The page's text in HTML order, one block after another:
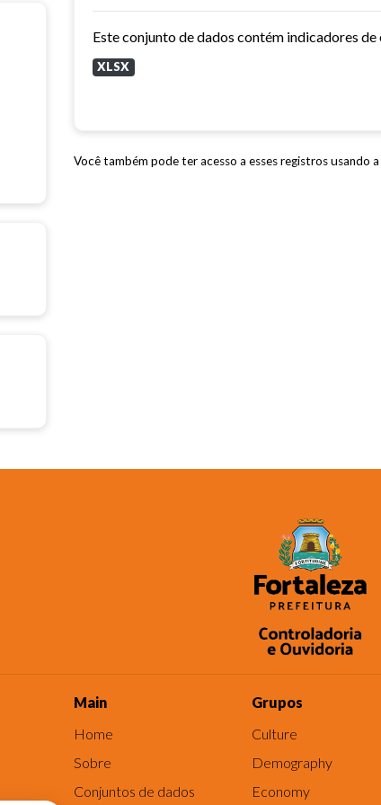
XLSX
Você também pode ter acesso a esses registros usando a
Main
Home
Sobre
Conjuntos de dados
Grupos
Culture
Demography
Economy